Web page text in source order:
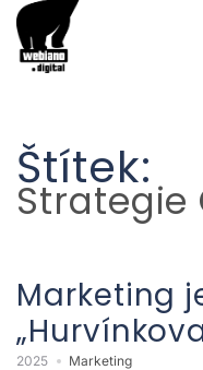
Štítek:
Strategie
Marketing
2025 Marketing